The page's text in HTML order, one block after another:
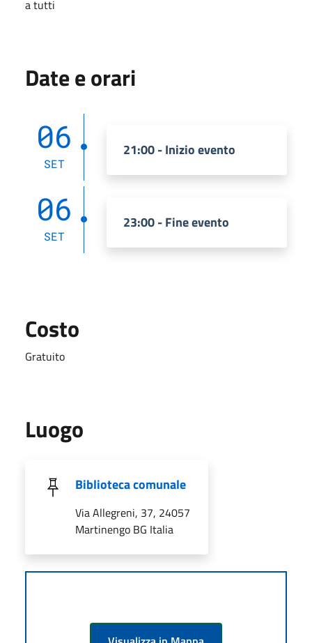
a tutti
Date e orari
06
SET
21:00 - Inizio evento
06
SET
23:00 - Fine evento
Costo
Gratuito
Luogo
Biblioteca comunale
Via Allegreni, 37, 24057
Martinengo BG Italia